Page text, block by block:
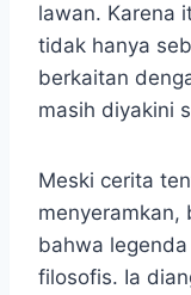
lawan. Karena
tidak hanya
berkaitan
masih diyakini
Meski cerita
menyeramkan,
bahwa
filosofis. Ia